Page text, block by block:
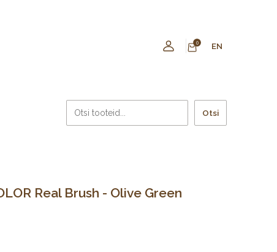
0 EN
Otsi
Real Brush - Olive Green